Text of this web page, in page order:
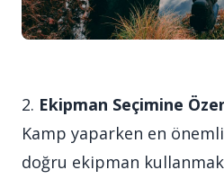
2. Ekipman Seçimine
Kamp yaparken en
doğru ekipman